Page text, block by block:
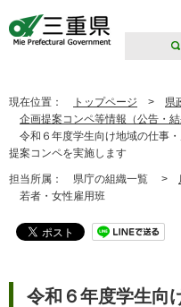
現在位置： トップページ > 県
企画提案コンペ等情報（公告・結
令和６年度学生向け地域の仕事
提案コンペを実施します
担当所属： 県庁の組織一覧 >
若者・女性雇用班
令和６年度学生向